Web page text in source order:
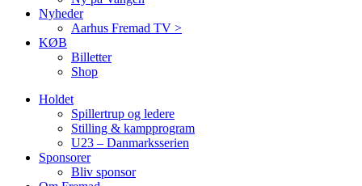
Nyheder
Aarhus Fremad TV >
KØB
Billetter
Shop
Holdet
Spillertrup og ledere
Stilling & kampprogram
U23 – Danmarksserien
Sponsorer
Bliv sponsor